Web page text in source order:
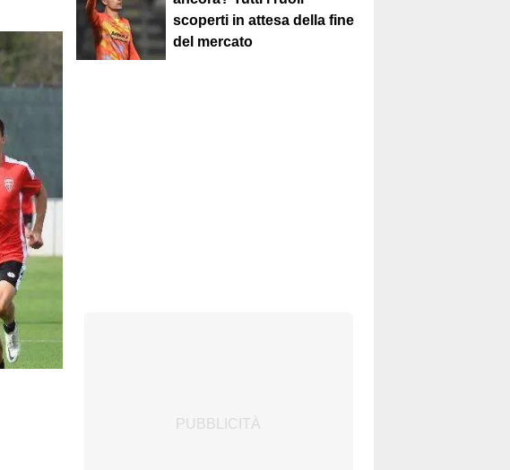
scoperti in attesa della fine
del mercato